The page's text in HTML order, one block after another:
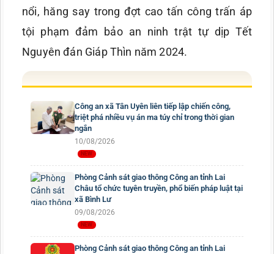
nổi, hăng say trong đợt cao tấn công trấn áp
tội phạm đảm bảo an ninh trật tự dịp Tết
Nguyên đán Giáp Thìn năm 2024.
Công an xã Tân Uyên liên tiếp lập chiến công,
triệt phá nhiều vụ án ma túy chỉ trong thời gian
ngắn
10/08/2026
Phòng Cảnh sát giao thông Công an tỉnh Lai
Châu tổ chức tuyên truyền, phổ biến pháp luật tại
xã Bình Lư
09/08/2026
Phòng Cảnh sát giao thông Công an tỉnh Lai